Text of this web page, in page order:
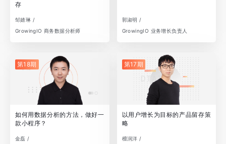
存
邹婧琳 /
GrowingIO 商务数据分析师
郭淑明 /
GrowingIO 业务增长负责人
第18期
如何用数据分析的方法，做好一
款小程序？
金磊 /
第17期
以用户增长为目标的产品留存策
略
檀润洋 /